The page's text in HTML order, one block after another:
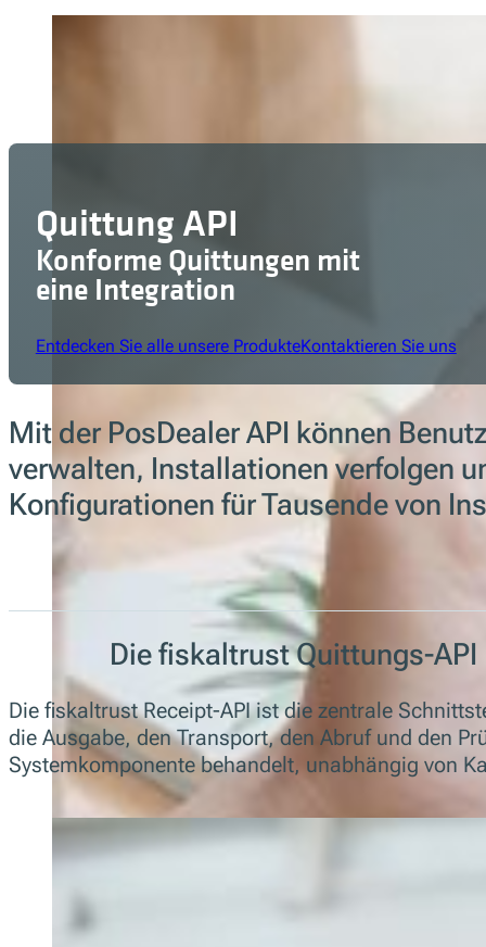
Quittung API
Konforme Quittungen mit
eine Integration
Entdecken Sie alle unsere ProdukteKontaktieren Sie uns
Mit der PosDealer API können
verwalten, Installationen verfolgen
Konfigurationen für Tausende von
Die fiskaltrust Quittungs-API
Die fiskaltrust Receipt-API ist die zentrale
die Ausgabe, den Transport, den Abruf und den
Systemkomponente behandelt, unabhängig von